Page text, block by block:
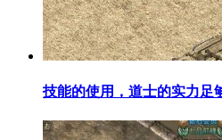
技能的使用，道士的实力足